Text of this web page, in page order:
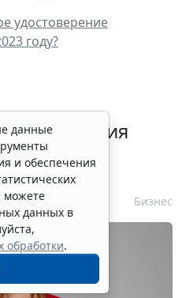
удостоверение
году?
заключения
Бизнес
данные
и обеспечения
можете
данных в
обработки.